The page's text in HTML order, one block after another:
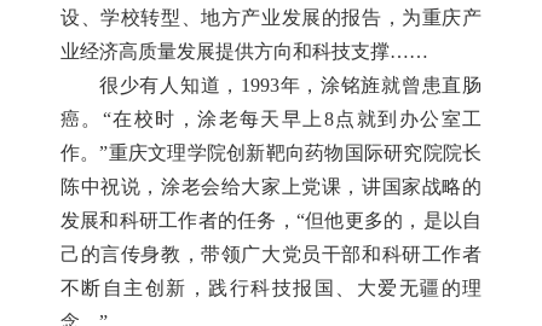
设、学校转型、地方产业发展的报告，为重庆产
业经济高质量发展提供方向和科技支撑……
很少有人知道，1993年，涂铭旌就曾患直肠
癌。“在校时，涂老每天早上8点就到办公室工
作。”重庆文理学院创新靶向药物国际研究院院长
陈中祝说，涂老会给大家上党课，讲国家战略的
发展和科研工作者的任务，“但他更多的，是以自
己的言传身教，带领广大党员干部和科研工作者
不断自主创新，践行科技报国、大爱无疆的理
念。”